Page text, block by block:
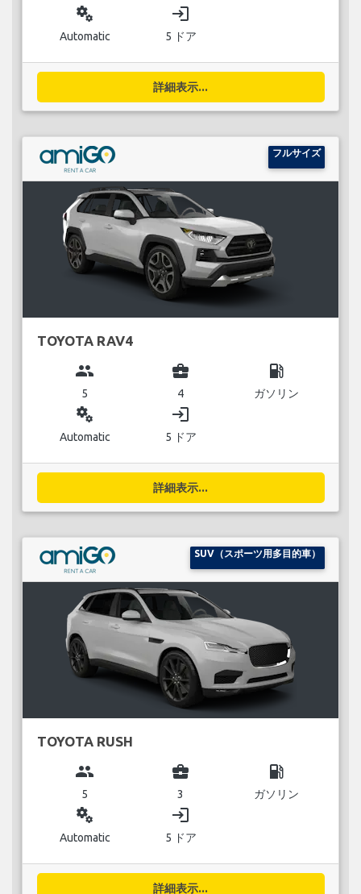
miscellaneous_services
Automatic
login
5 ドア
詳細表示...
フルサイズ
TOYOTA RAV4
group
5
business_center
4
local_gas_station
ガソリン
miscellaneous_services
Automatic
login
5 ドア
詳細表示...
SUV（スポーツ用多目的車）
TOYOTA RUSH
group
5
business_center
3
local_gas_station
ガソリン
miscellaneous_services
Automatic
login
5 ドア
詳細表示...